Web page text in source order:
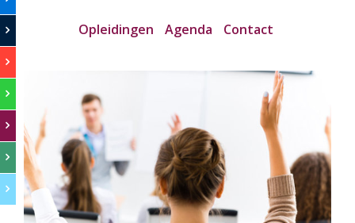
Opleidingen Agenda Contact